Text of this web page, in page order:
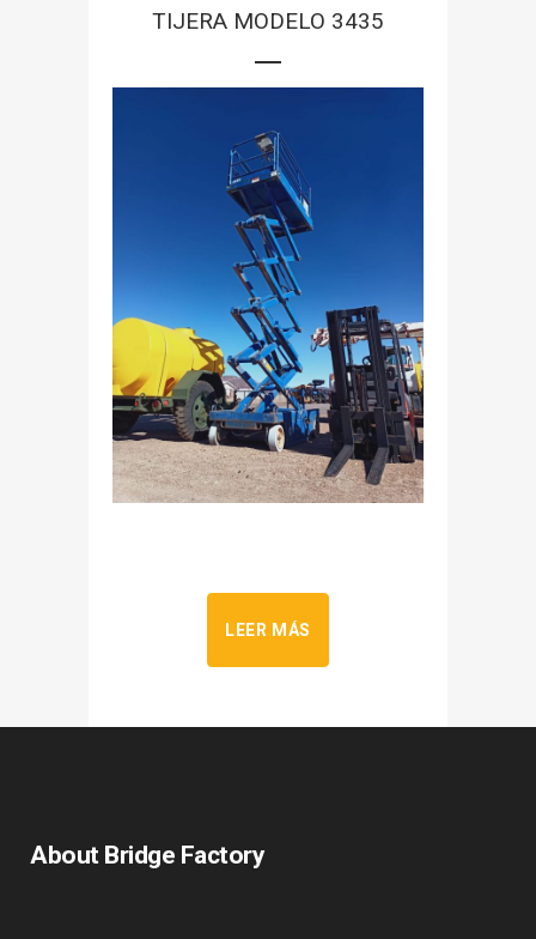
TIJERA MODELO 3435
LEER MÁS
About Bridge Factory